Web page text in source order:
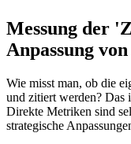
Messung der
Anpassung
Wie misst man, ob die
und zitiert werden? Das
Direkte Metriken sind
strategische